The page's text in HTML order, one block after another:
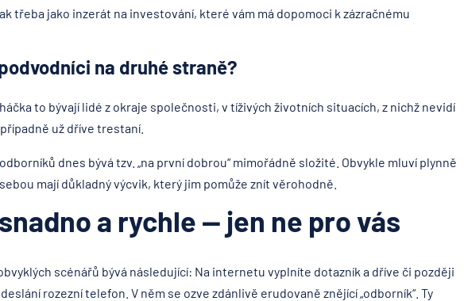
třeba jako inzerát na investování, které vám má dopomoci k zázračnému
na druhé straně?
to bývají lidé z okraje společnosti, v tíživých životních situacích, z nichž nevidí
už dříve trestaní.
dnes bývá tzv. „na první dobrou“ mimořádně složité. Obvykle mluví plynně
mají důkladný výcvik, který jim pomůže znít věrohodně.
a rychle — jen ne pro vás
scénářů bývá následující: Na internetu vyplníte dotazník a dříve či později
rozezní telefon. V něm se ozve zdánlivě erudovaně znějící „odborník“. Ty